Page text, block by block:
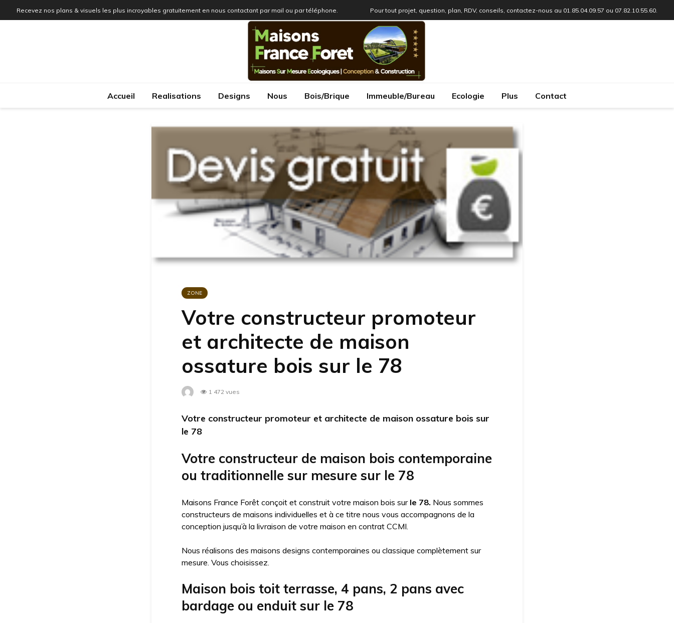
Recevez nos plans & visuels les plus incroyables gratuitement en nous contactant par mail ou par téléphone. Pour tout projet, question, plan, RDV, conseils, contactez-nous au 01.85.04.09.57 ou 07.82.10.55.60.
Accueil Realisations Designs Nous Bois/Brique Immeuble/Bureau Ecologie Plus Contact
ZONE
Votre constructeur promoteur
et architecte de maison
ossature bois sur le 78
1 472 vues
Votre constructeur promoteur et architecte de maison ossature bois sur
le 78
Votre constructeur de maison bois contemporaine
ou traditionnelle sur mesure sur le 78
Maisons France Forêt conçoit et construit votre maison bois sur le 78. Nous sommes
constructeurs de maisons individuelles et à ce titre nous vous accompagnons de la
conception jusqu’à la livraison de votre maison en contrat CCMI.
Nous réalisons des maisons designs contemporaines ou classique complètement sur
mesure. Vous choisissez.
Maison bois toit terrasse, 4 pans, 2 pans avec
bardage ou enduit sur le 78